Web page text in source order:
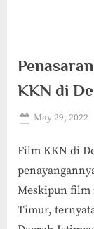
KKN di
Posted
May 29, 2022
Film KKN di
Meskipun film
Timur,